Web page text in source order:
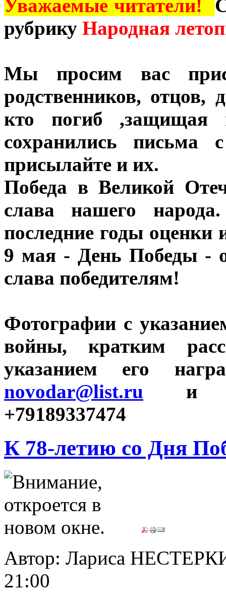
Уважаемые читатели!
рубрику Народная
Мы просим вас
родственников, отцов,
кто погиб
сохранились
присылайте и их.
Победа в Великой
слава нашего
последние годы
9 мая - День Победы -
слава победителям!
Фотографии с
войны, кратким
указанием его
novodar@list.ru и
+79189337474
К 78-летию со Дня
Автор: Лариса
21:00